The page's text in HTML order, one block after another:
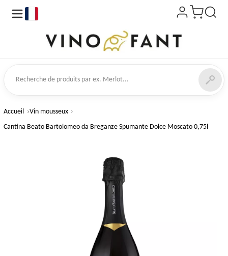
de produits
Accueil
Vin mousseux
Cantina Beato Bartolomeo da Breganze Spumante Dolce Moscato 0,75l